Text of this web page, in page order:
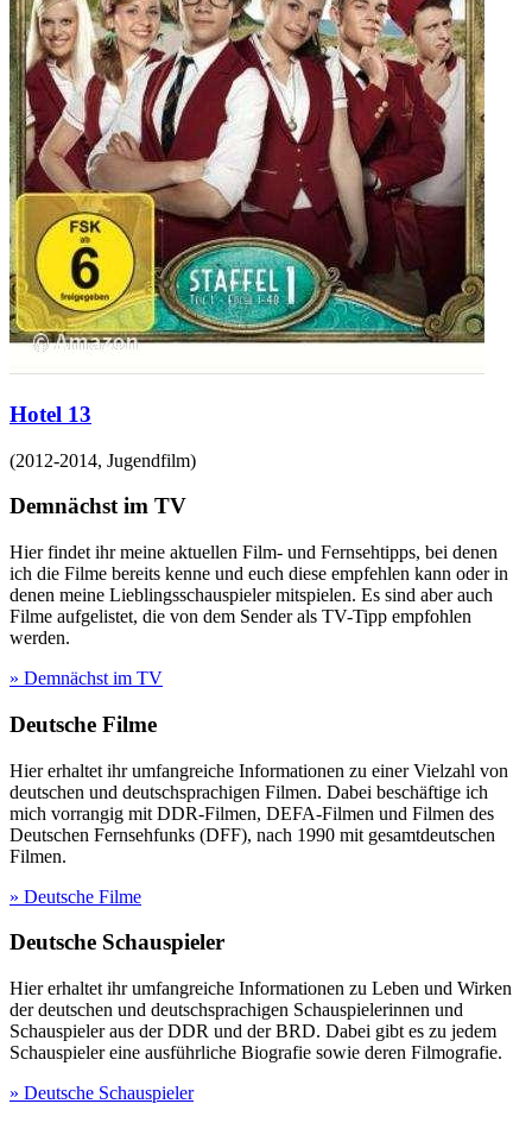
Hotel 13
(2012-2014, Jugendfilm)
Demnächst im TV
Hier findet ihr meine aktuellen Film- und Fernsehtipps, bei denen
ich die Filme bereits kenne und euch diese empfehlen kann oder in
denen meine Lieblingsschauspieler mitspielen. Es sind aber auch
Filme aufgelistet, die von dem Sender als TV-Tipp empfohlen
werden.
» Demnächst im TV
Deutsche Filme
Hier erhaltet ihr umfangreiche Informationen zu einer Vielzahl von
deutschen und deutschsprachigen Filmen. Dabei beschäftige ich
mich vorrangig mit DDR-Filmen, DEFA-Filmen und Filmen des
Deutschen Fernsehfunks (DFF), nach 1990 mit gesamtdeutschen
Filmen.
» Deutsche Filme
Deutsche Schauspieler
Hier erhaltet ihr umfangreiche Informationen zu Leben und Wirken
der deutschen und deutschsprachigen Schauspielerinnen und
Schauspieler aus der DDR und der BRD. Dabei gibt es zu jedem
Schauspieler eine ausführliche Biografie sowie deren Filmografie.
» Deutsche Schauspieler